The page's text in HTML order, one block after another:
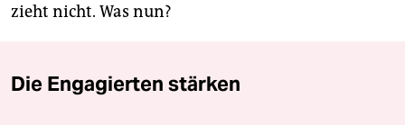
zieht nicht. Was nun?
Die Engagierten stärken